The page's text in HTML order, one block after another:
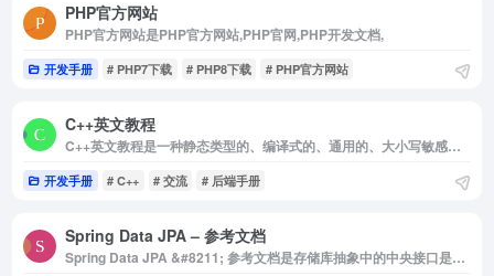
PHP官方网站
PHP官方网站是PHP官方网站,PHP官网,PHP开发文档,
开发手册 # PHP7下载 # PHP8下载 # PHP官方网站
C++英文教程
C++英文教程是一种静态类型的、编译式的、通用的、大小写敏感的、不规则的编程语言，支持过程化编程
开发手册 # C++ # 交流 # 后端手册
Spring Data JPA – 参考文档
Spring Data JPA &#8211; 参考文档是存储库抽象中的中央接口是Repository